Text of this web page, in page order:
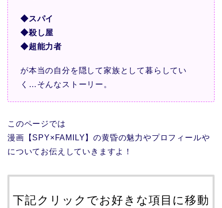
◆スパイ
◆殺し屋
◆超能力者
が本当の自分を隠して家族として暮らしてい
く…そんなストーリー。
このページでは
漫画【SPY×FAMILY】の黄昏の魅力やプロフィールや
についてお伝えしていきますよ！
下記クリックでお好きな項目に移動